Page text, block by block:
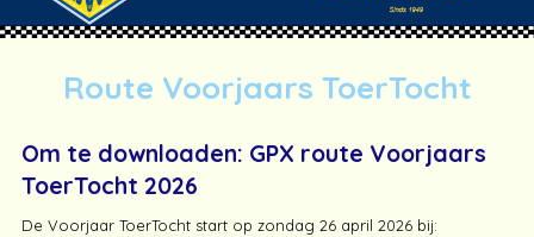
Route Voorjaars ToerTocht
Om te downloaden: GPX route Voorjaars
ToerTocht 2026
De Voorjaar ToerTocht start op zondag 26 april 2026 bij: